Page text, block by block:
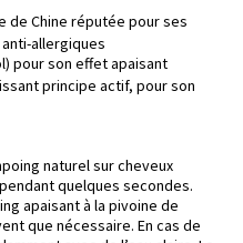
de Chine réputée pour ses
allergiques
pour son effet apaisant
principe actif, pour son
naturel sur cheveux
quelques secondes.
apaisant à la pivoine de
que nécessaire. En cas de